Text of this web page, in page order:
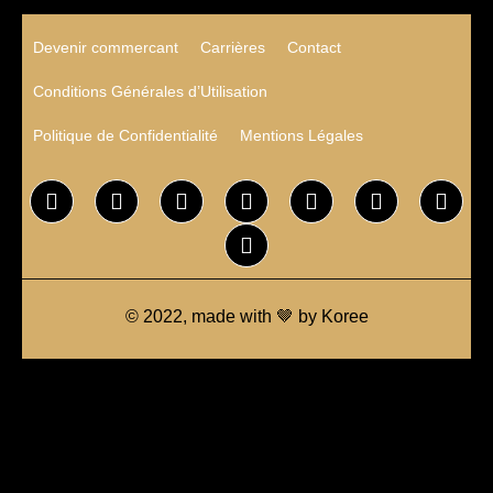
Devenir commercant Carrières Contact
Conditions Générales d’Utilisation
Politique de Confidentialité Mentions Légales
© 2022, made with 🤎 by Koree